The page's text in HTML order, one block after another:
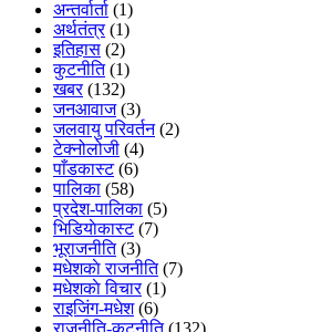
अन्तर्वार्ता (1)
अर्थतंत्र(1)
इतिहास (2)
कुटनीति(1)
खबर(132)
जनआवाज(3)
जलवायु परिवर्तन(2)
टेक्नोलोजी (4)
पाँडकास्ट(6)
पालिका (58)
प्रदेश-पालिका (5)
भिडियाेकास्ट(7)
भूराजनीति(3)
मधेशकाे राजनीति(7)
मधेशकाे विचार(1)
राइजिंग-मधेश(6)